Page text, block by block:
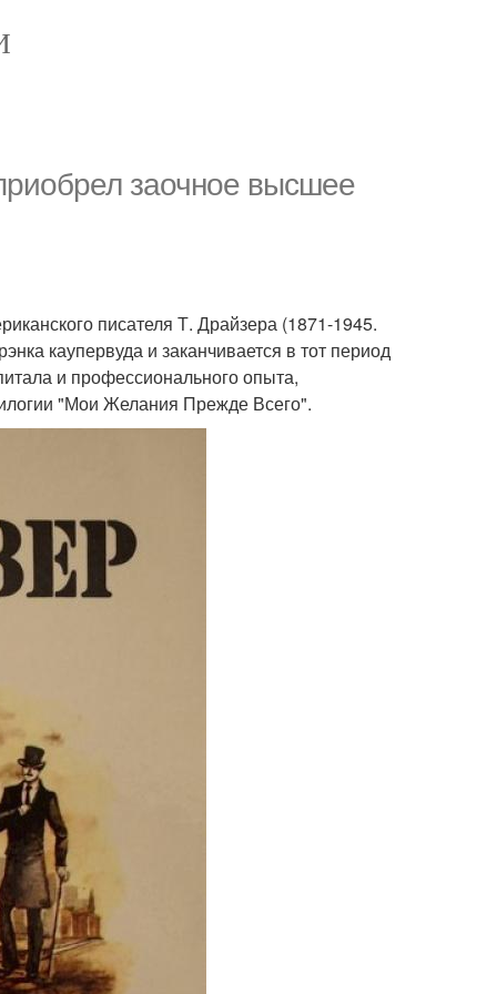
заочное высшее
писателя Т. Драйзера (1871-1945.
каупервуда и заканчивается в тот период
и профессионального опыта,
"Мои Желания Прежде Всего".